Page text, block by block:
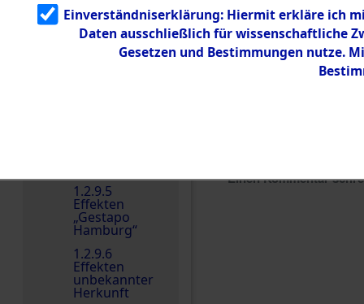
1.2.9.3
Effekten aus
dem KZ
Neuengamm
1.2.9.5
Effekten
„Gestapo
Hamburg“
1.2.9.6
Effekten
unbekannter
Herkunft
Einen Kommentar
Einverständniserklärung: Hiermit erkläre ich
Daten ausschließlich für wissenschaftliche
Gesetzen und Bestimmungen nutze.